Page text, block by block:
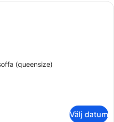
Ett modernt hotellrum med en
(queensize)
Välj datum